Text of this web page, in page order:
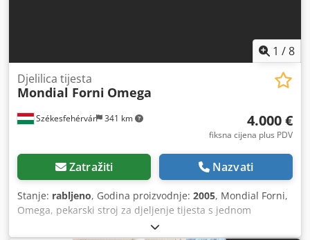
1 /8
Székesfehérvár 341 km
Djelilica tijesta
Mondial Forni Omega
4.000 €
fiksna cijena plus PDV
Zatražiti Nazvati
Stanje: rabljeno, Godina proizvodnje: 2005, Mondial Forni,
Omega, pekarski stroj za djeljenje tijesta s jednom
komorom. Tip: Omega; električni priključak: 380 V; ukupna